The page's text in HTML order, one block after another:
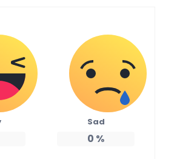
Sad
0 %